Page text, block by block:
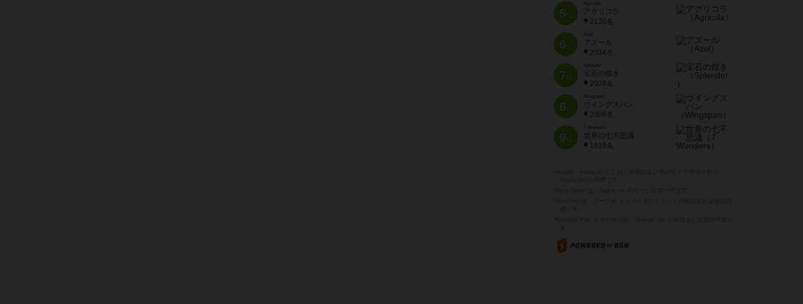
5位
Agricola
アグリコラ
2120名
6位
Azul
アズール
2034名
7位
宝石の煌き
2028名
8位
Wingspan
ウイングスパン
2006名
9位
7 Wonders
世界の七不思議
1919名